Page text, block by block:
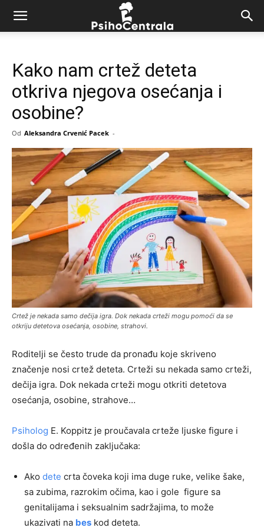
Kako nam crtež deteta
otkriva njegova osećanja i
osobine?
Od Aleksandra Crvenić Pacek -
Crtež je nekada samo dečija igra. Dok nekada crteži mogu pomoći da se
otkriju detetova osećanja, osobine, strahovi.
Roditelji se često trude da pronađu koje skriveno
značenje nosi crtež deteta. Crteži su nekada samo crteži,
dečija igra. Dok nekada crteži mogu otkriti detetova
osećanja, osobine, strahove…
Psiholog E. Koppitz je proučavala crteže ljuske figure i
došla do određenih zaključaka:
Ako dete crta čoveka koji ima duge ruke, velike šake,
sa zubima, razrokim očima, kao i gole figure sa
genitalijama i seksualnim sadržajima, to može
ukazivati na bes kod deteta.